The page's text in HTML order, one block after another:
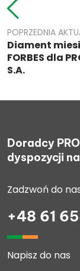
POPRZEDNIA
Diament
FORBES dla
S.A.
Doradcy
dyspozycji
Zadzwoń do
+48 61
Napisz do nas